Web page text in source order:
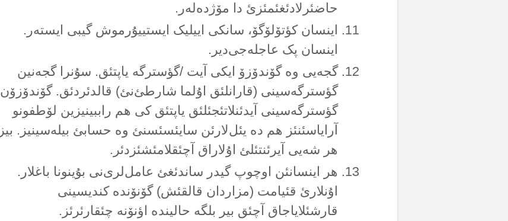
حاضئرلادئغئمئزئ دا مۆژدەلەر.
اینسان کؤتۆلۆگۆ، سانکی اییلیک ایستییۇرموش گیبی ایستەر.
اینسان پک عاجلەجی‌دیر.
گجەیی وە گۆندۆزۆ ایکی آیت /گؤسترگە یاپتئق. سۇنرا گجەنین
گؤسترگەسینی (قارانلئق اۇلما شارطئ‌نئ) قالدئردئق. گۆندۆزۆن
گؤسترگەسینی آیدئنلاتئجئلئق یاپتئق کی هم راببینیزین لۆطفونو
آرایاسئنئز هم دە یئل‌لارئن سایئسئسنئ وە حسابئ بیلەسینیز. بیز
هر شەیی آیرئنتئلئ اۇلاراق آچئقلامئشئزدئر.
هر اینسانئن اوچوپ گیدر ساندئغئ عامل‌لری‌نی بۇینونا باغلار.
اۇنلارئ قئیامت (مزاردان قالقئش) گۆنۆندە کندیسینی
قارشئلایاجاق آچئق بیر بلگە حالیندە اؤنۆنە چئقارئرئز.